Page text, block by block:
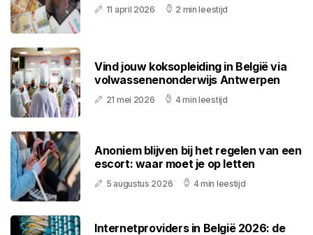
11 april 2026 2 min leestijd
Vind jouw koksopleiding in België via
volwassenenonderwijs Antwerpen
21 mei 2026 4 min leestijd
Anoniem blijven bij het regelen van een
escort: waar moet je op letten
5 augustus 2026 4 min leestijd
Internetproviders in België 2026: de